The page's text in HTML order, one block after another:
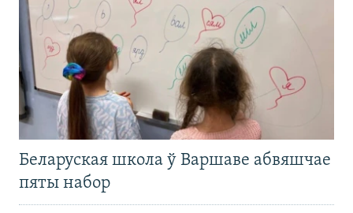
Беларуская школа ў Варшаве абвяшчае
пяты набор